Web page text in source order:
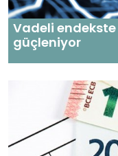
Vadeli
güçleniyor